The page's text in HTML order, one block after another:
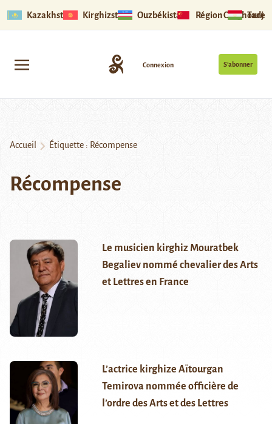
Kazakhstan Kirghizstan Ouzbékistan Région Ouïghoure
S’abonner
Connexion
Accueil Étiquette : Récompense
Récompense
Le musicien kirghiz Mouratbek
Begaliev nommé chevalier des Arts
et Lettres en France
L’actrice kirghize Aïtourgan
Temirova nommée officière de
l’ordre des Arts et des Lettres